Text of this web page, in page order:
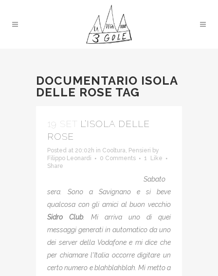
DOCUMENTARIO ISOLA
DELLE ROSE TAG
19 SET L’ISOLA DELLE
ROSE
Posted at 20:02h in Cooltura, Pensieri by
Filippo Leonardi
0 Comments 1
Like
Share
Sabato
sera. Sono a Savignano e si beve
qualcosa con gli amici al buon vecchio
Sidro Club. Mi arriva uno di quei
messaggi generati in automatico da uno
dei server della Vodafone e mi dice che
per chiamare l'Italia occorre digitare un
certo numero e blahblahblah. Mi metto a